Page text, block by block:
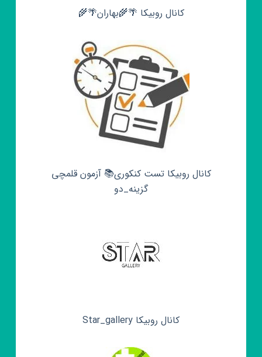
کانال روبیکا 🌴🌾بهاران🌴🌾
کانال روبیکا تست کنکوری📚 آزمون قلمچی‌‌
گزینه_دو
کانال روبیکا Star_gallery